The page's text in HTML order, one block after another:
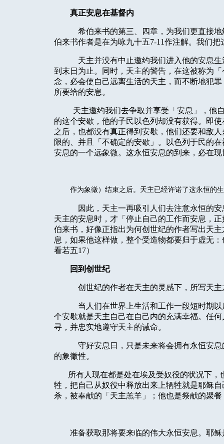
真正安息在基督内
希伯来书的第三、四章，为我们更直接
伯来书作者是在为咏九十五7-11作注解。我们
天主并没有中止邀约我们进入他的安息
到末日为止。同时，天主的警告，在这被称为
念，必会使自己远离生活的天主，而不断地犯
所要给的安息。
天主邀约我们去争取并享受「安息 」
，他
的这个安歇，他的子民以色列却没有获得。即
之后，也都没有真正得到安歇，他们还要和敌
限的、并且「不确定的安歇」。以色列于民的
安息的一个远象微。这永恒安息的到来，必在
作为象徵）结束之后。天主已经许诺了这永恒的
因此，天主一再吸引人们去注意永恒的
天主的安息时，才「停止自己的工作而安息，
伯来书，好像正指出为何创世纪的作者写出天
息，如果他这样做，整个受造物都要归于虚无
看若五17）
回到创世纪
创世纪的作者在天主的灵感下，所写天
当人们在世界上生活和工作一段短时期
个安歇就是天主自己在自己内的充满幸福。任
寻，并忠实地遵守天主的诫命。
守好安息日，只是未来将会拥有永恒安
的象徵性。
所有人现在都是处在埃及受奴役的状况下
牲，把自己从奴役中释放出来上牺牲就是耶稣
杀，被奉献的「天主羔羊」；他也是祭献的聚
准备获取那将要来临的伟大永恒安息。耶